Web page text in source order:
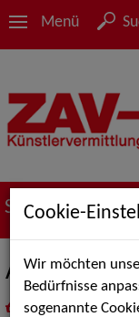
Menü
Suche nach
Andreas
inMeine
Cookie-
Wir möchten
Bedürfnisse
sogenannte